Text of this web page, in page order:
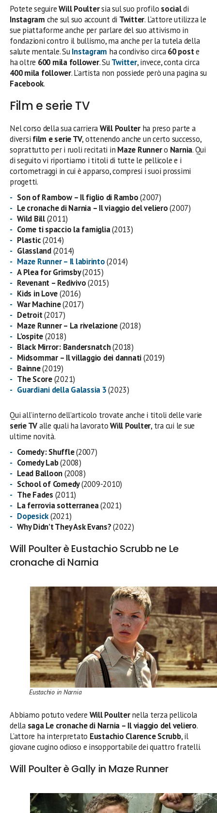
Potete seguireWill Poultersia sul suo profilo socialdi
Instagram che sul suo account di Twitter. L’attore utilizza le
sue piattaforme anche per parlare del suo attivismo in
fondazioni contro il bullismo, ma anche per la tutela della
salute mentale. SuInstagram ha condiviso circa60 poste
ha oltre 600 mila follower. SuTwitter, invece, conta circa
400 mila follower. L’artista non possiede però una pagina su
Facebook.
Film e serie TV
Nel corso della sua carrieraWill Poulterha preso parte a
diversi film e serie TV, ottenendo anche un certo successo,
soprattutto per i ruoli recitati in Maze Runnero Narnia. Qui
di seguito vi riportiamo i titoli di tutte le pellicole e i
cortometraggi in cui è apparso, compresi i suoi prossimi
progetti.
Son of Rambow – Il figlio di Rambo(2007)
Le cronache di Narnia – Il viaggio del veliero(2007)
Wild Bill(2011)
Come ti spaccio la famiglia(2013)
Plastic(2014)
Glassland(2014)
Maze Runner – Il labirinto(2014)
A Plea for Grimsby(2015)
Revenant – Redivivo(2015)
Kids in Love(2016)
War Machine(2017)
Detroit(2017)
Maze Runner – La rivelazione(2018)
L’ospite(2018)
Black Mirror: Bandersnatch(2018)
Midsommar – Il villaggio dei dannati(2019)
Bainne(2019)
The Score(2021)
Guardiani della Galassia 3(2023)
Qui all’interno dell’articolo trovate anche i titoli delle varie
serie TValle quali ha lavoratoWill Poulter, tra cui le sue
ultime novità.
Comedy: Shuffle(2007)
Comedy Lab(2008)
Lead Balloon(2008)
School of Comedy(2009-2010)
The Fades (2011)
La ferrovia sotterranea(2021)
Dopesick(2021)
Why Didn’t They Ask Evans?(2022)
Will Poulter è Eustachio Scrubb ne Le
cronache di Narnia
Eustachio in Narnia
Abbiamo potuto vedere Will Poulternella terza pellicola
della saga Le cronache di Narnia – Il viaggio del veliero.
L’attore ha interpretato Eustachio Clarence Scrubb, il
giovane cugino odioso e insopportabile dei quattro fratelli.
Will Poulter è Gally in Maze Runner